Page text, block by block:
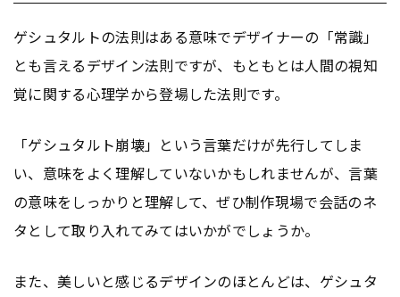
ゲシュタルトの法則はある意味でデザイナーの「常識」
とも言えるデザイン法則ですが、もともとは人間の視知
覚に関する心理学から登場した法則です。
「ゲシュタルト崩壊」という言葉だけが先行してしま
い、意味をよく理解していないかもしれませんが、言葉
の意味をしっかりと理解して、ぜひ制作現場で会話のネ
タとして取り入れてみてはいかがでしょうか。
また、美しいと感じるデザインのほとんどは、ゲシュタ